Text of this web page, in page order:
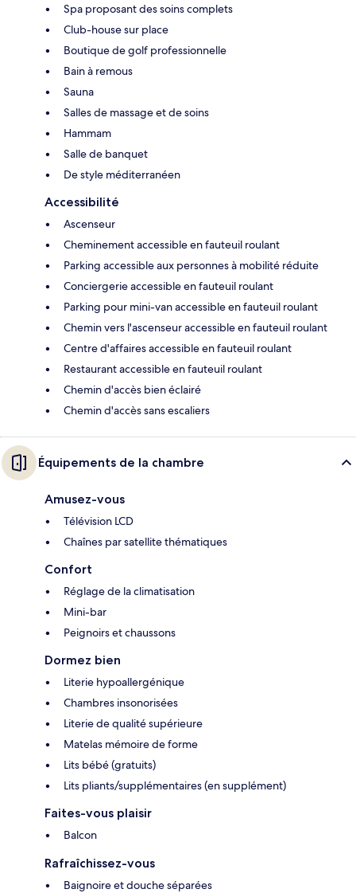
Spa proposant des soins complets
Club-house sur place
Boutique de golf professionnelle
Bain à remous
Sauna
Salles de massage et de soins
Hammam
Salle de banquet
De style méditerranéen
Accessibilité
Ascenseur
Cheminement accessible en fauteuil roulant
Parking accessible aux personnes à mobilité réduite
Conciergerie accessible en fauteuil roulant
Parking pour mini-van accessible en fauteuil roulant
Chemin vers l'ascenseur accessible en fauteuil roulant
Centre d'affaires accessible en fauteuil roulant
Restaurant accessible en fauteuil roulant
Chemin d'accès bien éclairé
Chemin d'accès sans escaliers
Équipements de la chambre
Amusez-vous
Télévision LCD
Chaînes par satellite thématiques
Confort
Réglage de la climatisation
Mini-bar
Peignoirs et chaussons
Dormez bien
Literie hypoallergénique
Chambres insonorisées
Literie de qualité supérieure
Matelas mémoire de forme
Lits bébé (gratuits)
Lits pliants/supplémentaires (en supplément)
Faites-vous plaisir
Balcon
Rafraîchissez-vous
Baignoire et douche séparées